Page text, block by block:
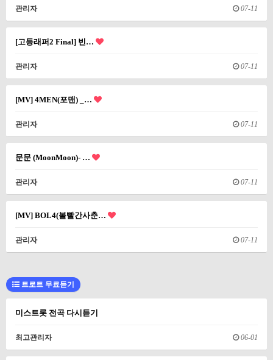
관리자 07-11
[고등래퍼2 Final] 빈…
관리자 07-11
[MV] 4MEN(포맨) _…
관리자 07-11
문문 (MoonMoon)- …
관리자 07-11
[MV] BOL4(볼빨간사춘…
관리자 07-11
트로트 무료듣기
미스트롯 전곡 다시듣기
최고관리자 06-01